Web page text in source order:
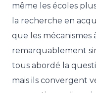
même les écoles
la recherche en
que les mécanismes
remarquablement
tous abordé la
mais ils convergent